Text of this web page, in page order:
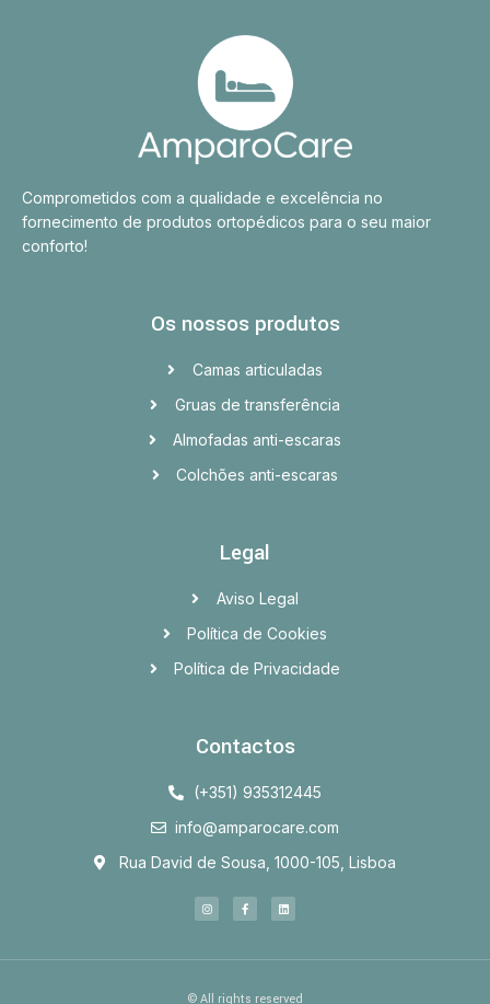
Comprometidos com a qualidade e excelência no
fornecimento de produtos ortopédicos para o seu maior
conforto!
Os nossos produtos
Camas articuladas
Gruas de transferência
Almofadas anti-escaras
Colchões anti-escaras
Legal
Aviso Legal
Política de Cookies
Política de Privacidade
Contactos
(+351) 935312445
info@amparocare.com
Rua David de Sousa, 1000-105, Lisboa
© All rights reserved